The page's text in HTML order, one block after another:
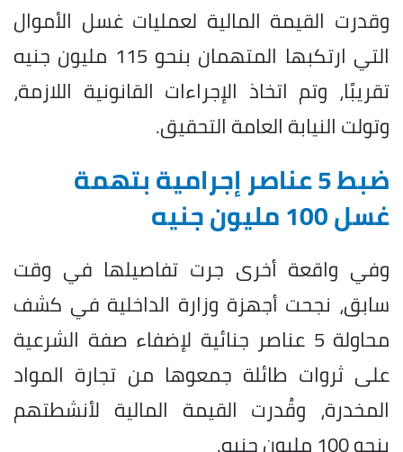
وقدرت القيمة المالية لعمليات غسل الأموال
التي ارتكبها المتهمان بنحو 115 مليون جنيه
تقريبًا، وتم اتخاذ الإجراءات القانونية اللازمة،
وتولت النيابة العامة التحقيق.
ضبط 5 عناصر إجرامية بتهمة
غسل 100 مليون جنيه
وفي واقعة أخرى جرت تفاصيلها في وقت
سابق، نجحت أجهزة وزارة الداخلية في كشف
محاولة 5 عناصر جنائية لإضفاء صفة الشرعية
على ثروات طائلة جمعوها من تجارة المواد
المخدرة، وقُدرت القيمة المالية لأنشطتهم